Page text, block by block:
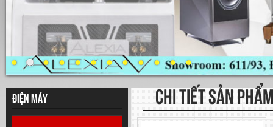
Điện máy CHI TIẾT SẢN PHẨM